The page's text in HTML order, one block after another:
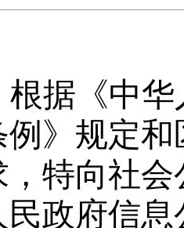
根据《中
例》规定
，特向社会
民政府信息